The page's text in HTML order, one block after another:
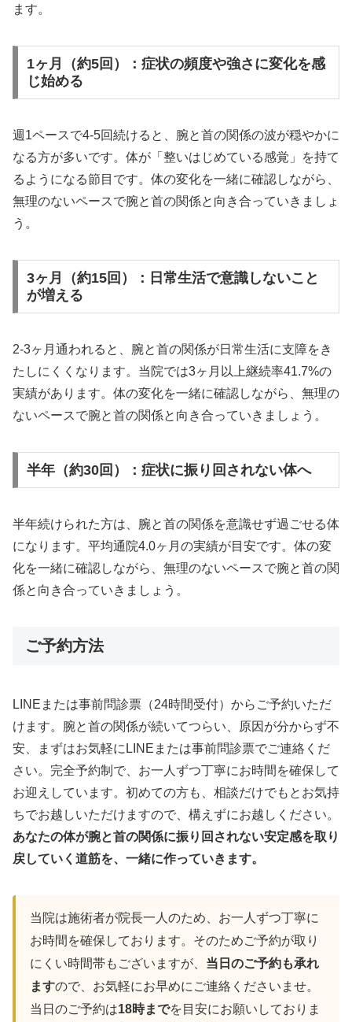
ます。
1ヶ月（約5回）：症状の頻度や強さに変化を感
じ始める
週1ペースで4-5回続けると、腕と首の関係の波が穏やかに
なる方が多いです。体が「整いはじめている感覚」を持て
るようになる節目です。体の変化を一緒に確認しながら、
無理のないペースで腕と首の関係と向き合っていきましょ
う。
3ヶ月（約15回）：日常生活で意識しないこと
が増える
2-3ヶ月通われると、腕と首の関係が日常生活に支障をき
たしにくくなります。当院では3ヶ月以上継続率41.7%の
実績があります。体の変化を一緒に確認しながら、無理の
ないペースで腕と首の関係と向き合っていきましょう。
半年（約30回）：症状に振り回されない体へ
半年続けられた方は、腕と首の関係を意識せず過ごせる体
になります。平均通院4.0ヶ月の実績が目安です。体の変
化を一緒に確認しながら、無理のないペースで腕と首の関
係と向き合っていきましょう。
ご予約方法
LINEまたは事前問診票（24時間受付）からご予約いただ
けます。腕と首の関係が続いてつらい、原因が分からず不
安、まずはお気軽にLINEまたは事前問診票でご連絡くだ
さい。完全予約制で、お一人ずつ丁寧にお時間を確保して
お迎えしています。初めての方も、相談だけでもとお気持
ちでお越しいただけますので、構えずにお越しください。
あなたの体が腕と首の関係に振り回されない安定感を取り
戻していく道筋を、一緒に作っていきます。
当院は施術者が院長一人のため、お一人ずつ丁寧に
お時間を確保しております。そのためご予約が取り
にくい時間帯もございますが、 当日のご予約も承れ
ますので、お気軽にお早めにご連絡くださいませ。
当日のご予約は18時までを目安にお願いしておりま